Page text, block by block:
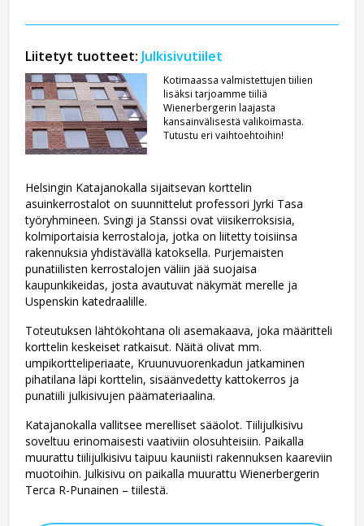
Liitetyt tuotteet: Julkisivutiilet
Kotimaassa valmistettujen tiilien
lisäksi tarjoamme tiiliä
Wienerbergerin laajasta
kansainvälisestä valikoimasta.
Tutustu eri vaihtoehtoihin!
Helsingin Katajanokalla sijaitsevan korttelin
asuinkerrostalot on suunnittelut professori Jyrki Tasa
työryhmineen. Svingi ja Stanssi ovat viisikerroksisia,
kolmiportaisia kerrostaloja, jotka on liitetty toisiinsa
rakennuksia yhdistävällä katoksella. Purjemaisten
punatiilisten kerrostalojen väliin jää suojaisa
kaupunkikeidas, josta avautuvat näkymät merelle ja
Uspenskin katedraalille.
Toteutuksen lähtökohtana oli asemakaava, joka määritteli
korttelin keskeiset ratkaisut. Näitä olivat mm.
umpikortteliperiaate, Kruunuvuorenkadun jatkaminen
pihatilana läpi korttelin, sisäänvedetty kattokerros ja
punatiili julkisivujen päämateriaalina.
Katajanokalla vallitsee merelliset sääolot. Tiilijulkisivu
soveltuu erinomaisesti vaativiin olosuhteisiin. Paikalla
muurattu tiilijulkisivu taipuu kauniisti rakennuksen kaareviin
muotoihin. Julkisivu on paikalla muurattu Wienerbergerin
Terca R-Punainen – tiilestä.